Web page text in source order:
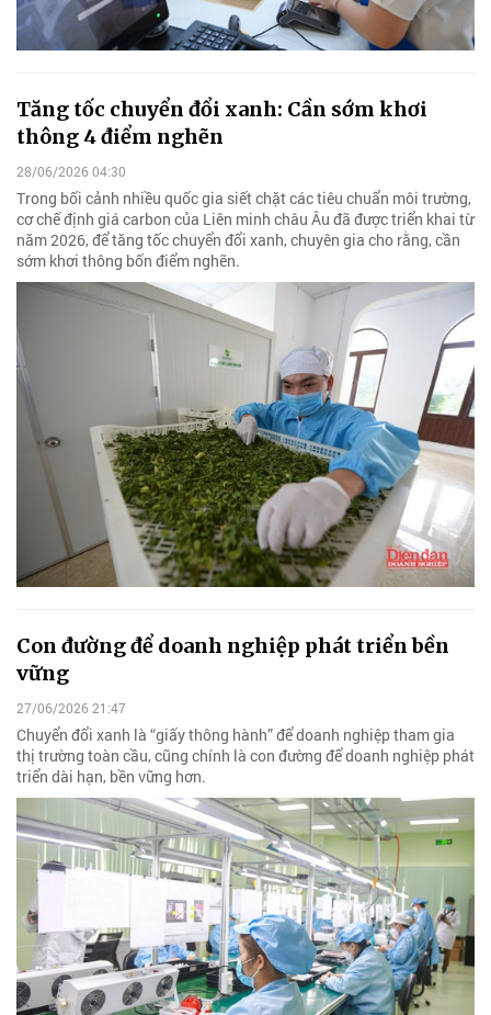
Tăng tốc chuyển đổi xanh: Cần sớm khơi
thông 4 điểm nghẽn
28/06/2026 04:30
Trong bối cảnh nhiều quốc gia siết chặt các tiêu chuẩn môi trường,
cơ chế định giá carbon của Liên minh châu Âu đã được triển khai từ
năm 2026, để tăng tốc chuyển đổi xanh, chuyên gia cho rằng, cần
sớm khơi thông bốn điểm nghẽn.
Con đường để doanh nghiệp phát triển bền
vững
27/06/2026 21:47
Chuyển đổi xanh là “giấy thông hành” để doanh nghiệp tham gia
thị trường toàn cầu, cũng chính là con đường để doanh nghiệp phát
triển dài hạn, bền vững hơn.